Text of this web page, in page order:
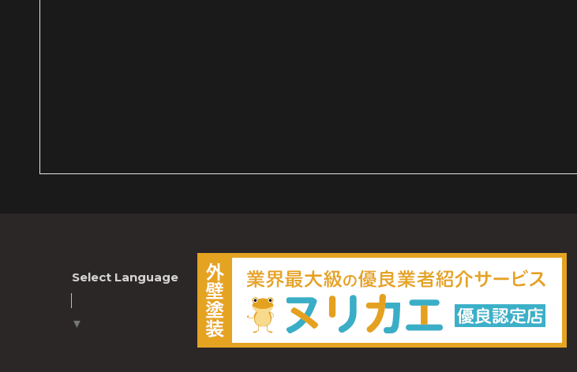
Select Language
▼